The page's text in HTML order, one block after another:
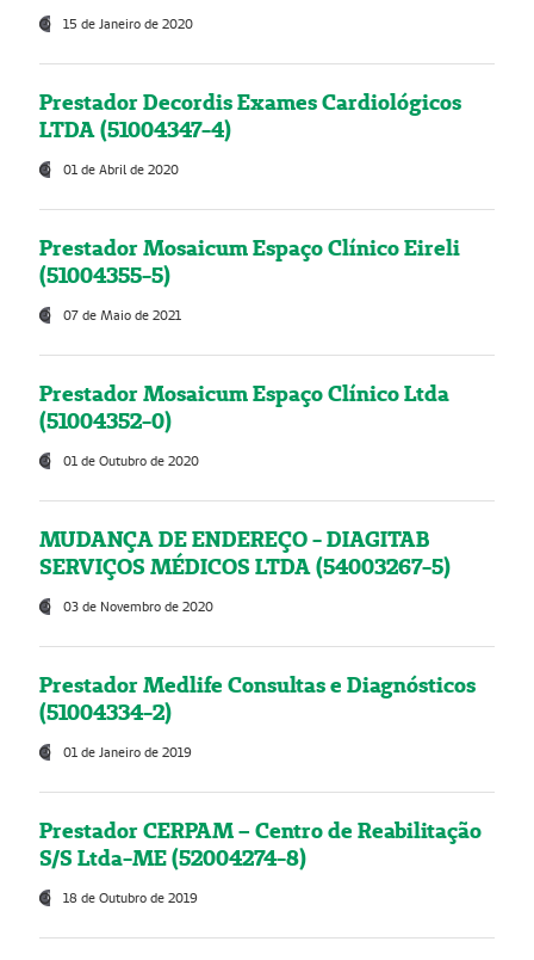
15 de Janeiro de 2020
Prestador Decordis Exames Cardiológicos
LTDA (51004347-4)
01 de Abril de 2020
Prestador Mosaicum Espaço Clínico Eireli
(51004355-5)
07 de Maio de 2021
Prestador Mosaicum Espaço Clínico Ltda
(51004352-0)
01 de Outubro de 2020
MUDANÇA DE ENDEREÇO - DIAGITAB
SERVIÇOS MÉDICOS LTDA (54003267-5)
03 de Novembro de 2020
Prestador Medlife Consultas e Diagnósticos
(51004334-2)
01 de Janeiro de 2019
Prestador CERPAM – Centro de Reabilitação
S/S Ltda-ME (52004274-8)
18 de Outubro de 2019